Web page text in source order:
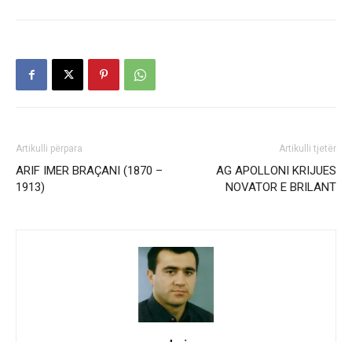
Artikulli përpara
ARIF IMER BRAÇANI (1870 –
1913)
Artikulli tjetër
AG APOLLONI KRIJUES
NOVATOR E BRILANT